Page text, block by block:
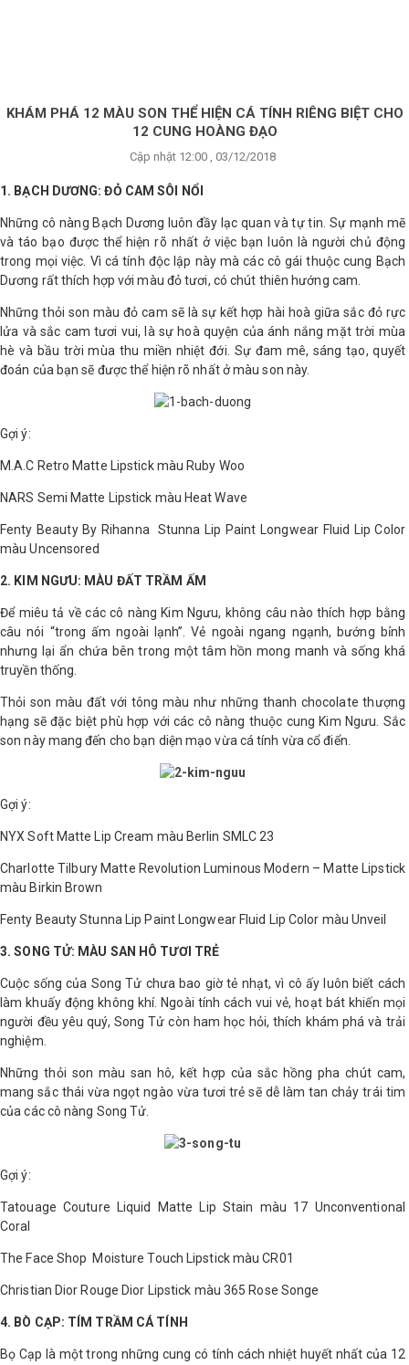
Z
KHÁM PHÁ 12 MÀU SON THỂ HIỆN CÁ TÍNH RIÊNG BIỆT CHO
12 CUNG HOÀNG ĐẠO
Cập nhật 12:00 , 03/12/2018
1. BẠCH DƯƠNG: ĐỎ CAM SÔI NỔI
Những cô nàng Bạch Dương luôn đầy lạc quan và tự tin. Sự mạnh mẽ
và táo bạo được thể hiện rõ nhất ở việc bạn luôn là người chủ động
trong mọi việc. Vì cá tính độc lập này mà các cô gái thuộc cung Bạch
Dương rất thích hợp với màu đỏ tươi, có chút thiên hướng cam.
Những thỏi son màu đỏ cam sẽ là sự kết hợp hài hoà giữa sắc đỏ rực
lửa và sắc cam tươi vui, là sự hoà quyện của ánh nắng mặt trời mùa
hè và bầu trời mùa thu miền nhiệt đới. Sự đam mê, sáng tạo, quyết
đoán của bạn sẽ được thể hiện rõ nhất ở màu son này.
Gợi ý:
M.A.C Retro Matte Lipstick màu Ruby Woo
NARS Semi Matte Lipstick màu Heat Wave
Fenty Beauty By Rihanna Stunna Lip Paint Longwear Fluid Lip Color
màu Uncensored
2. KIM NGƯU: MÀU ĐẤT TRẦM ẤM
Để miêu tả về các cô nàng Kim Ngưu, không câu nào thích hợp bằng
câu nói “trong ấm ngoài lạnh”. Vẻ ngoài ngang ngạnh, bướng bỉnh
nhưng lại ẩn chứa bên trong một tâm hồn mong manh và sống khá
truyền thống.
Thỏi son màu đất với tông màu như những thanh chocolate thượng
hạng sẽ đặc biệt phù hợp với các cô nàng thuộc cung Kim Ngưu. Sắc
son này mang đến cho bạn diện mạo vừa cá tính vừa cổ điển.
Gợi ý:
NYX Soft Matte Lip Cream màu Berlin SMLC 23
Charlotte Tilbury Matte Revolution Luminous Modern – Matte Lipstick
màu Birkin Brown
Fenty Beauty Stunna Lip Paint Longwear Fluid Lip Color màu Unveil
3. SONG TỬ: MÀU SAN HÔ TƯƠI TRẺ
Cuộc sống của Song Tử chưa bao giờ tẻ nhạt, vì cô ấy luôn biết cách
làm khuấy động không khí. Ngoài tính cách vui vẻ, hoạt bát khiến mọi
người đều yêu quý, Song Tử còn ham học hỏi, thích khám phá và trải
nghiệm.
Những thỏi son màu san hô, kết hợp của sắc hồng pha chút cam,
mang sắc thái vừa ngọt ngào vừa tươi trẻ sẽ dễ làm tan chảy trái tim
của các cô nàng Song Tử.
Gợi ý:
Tatouage Couture Liquid Matte Lip Stain màu 17 Unconventional
Coral
The Face Shop Moisture Touch Lipstick màu CR01
Christian Dior Rouge Dior Lipstick màu 365 Rose Songe
4. BÒ CẠP: TÍM TRẦM CÁ TÍNH
Bọ Cạp là một trong những cung có tính cách nhiệt huyết nhất của 12